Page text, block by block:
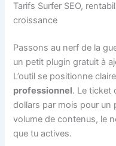
Tarifs Surfer SEO,
croissance
Passons au nerf de la
un petit plugin gratuit à
L’outil se positionne
professionnel. Le ticket
dollars par mois pour un
volume de contenus, le
que tu actives.